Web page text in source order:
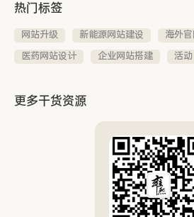
热门标签
网站升级 新能源网站建设
海外
医药网站设计
企业网站搭建 活动
更多干货资源